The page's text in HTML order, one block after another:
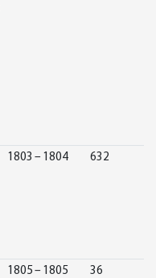
1803 – 1804 632
1805 – 1805 36